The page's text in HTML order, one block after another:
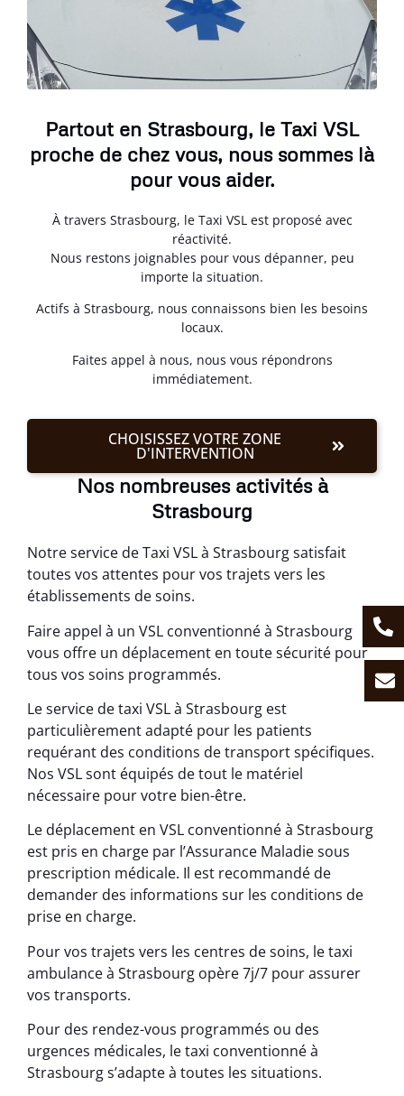
Partout en Strasbourg, le Taxi VSL
proche de chez vous, nous sommes là
pour vous aider.
À travers Strasbourg, le Taxi VSL est proposé avec
réactivité.
Nous restons joignables pour vous dépanner, peu
importe la situation.
Actifs à Strasbourg, nous connaissons bien les besoins
locaux.
Faites appel à nous, nous vous répondrons
immédiatement.
CHOISISSEZ VOTRE ZONE
D'INTERVENTION
Nos nombreuses activités à
Strasbourg
Notre service de Taxi VSL à Strasbourg satisfait
toutes vos attentes pour vos trajets vers les
établissements de soins.
Faire appel à un VSL conventionné à Strasbourg
vous offre un déplacement en toute sécurité pour
tous vos soins programmés.
Le service de taxi VSL à Strasbourg est
particulièrement adapté pour les patients
requérant des conditions de transport spécifiques.
Nos VSL sont équipés de tout le matériel
nécessaire pour votre bien-être.
Le déplacement en VSL conventionné à Strasbourg
est pris en charge par l’Assurance Maladie sous
prescription médicale. Il est recommandé de
demander des informations sur les conditions de
prise en charge.
Pour vos trajets vers les centres de soins, le taxi
ambulance à Strasbourg opère 7j/7 pour assurer
vos transports.
Pour des rendez-vous programmés ou des
urgences médicales, le taxi conventionné à
Strasbourg s’adapte à toutes les situations.